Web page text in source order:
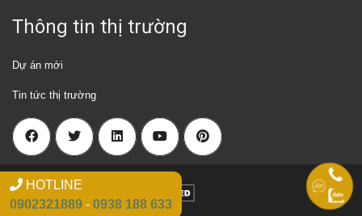
HOTLINE
0902321889 - 0938 188 633
Thông tin thị trường
Dự án mới
Tin tức thị trường
2018 Canhosg.vn